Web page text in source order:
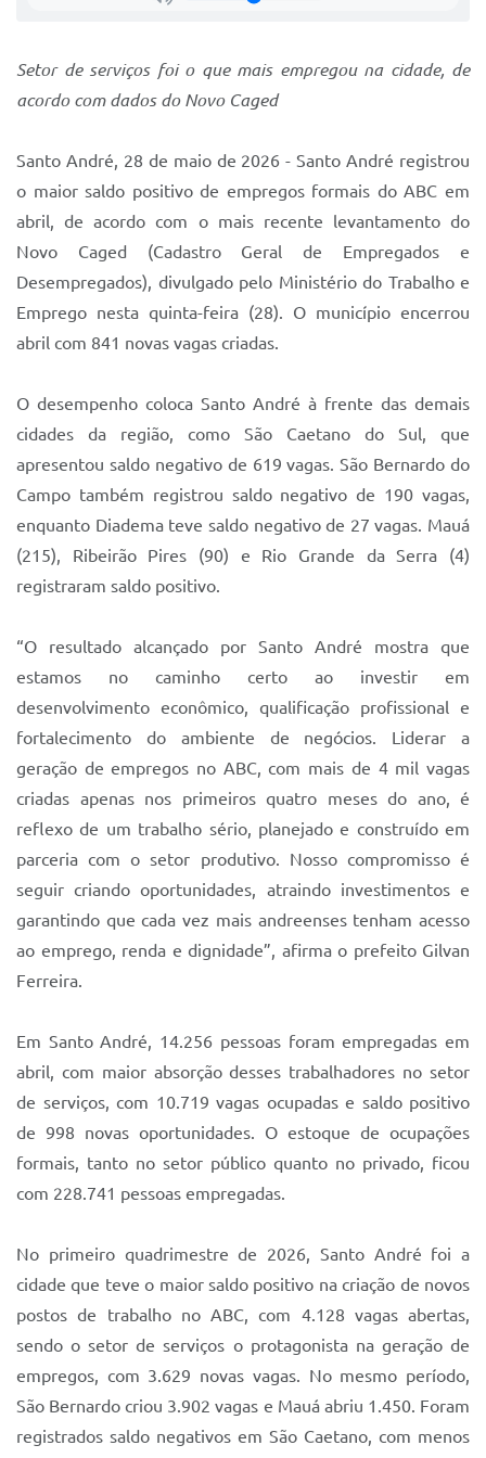
Setor de serviços foi o que mais empregou na cidade, de
acordo com dados do Novo Caged
Santo André, 28 de maio de 2026 - Santo André registrou
o maior saldo positivo de empregos formais do ABC em
abril, de acordo com o mais recente levantamento do
Novo Caged (Cadastro Geral de Empregados e
Desempregados), divulgado pelo Ministério do Trabalho e
Emprego nesta quinta-feira (28). O município encerrou
abril com 841 novas vagas criadas.
O desempenho coloca Santo André à frente das demais
cidades da região, como São Caetano do Sul, que
apresentou saldo negativo de 619 vagas. São Bernardo do
Campo também registrou saldo negativo de 190 vagas,
enquanto Diadema teve saldo negativo de 27 vagas. Mauá
(215), Ribeirão Pires (90) e Rio Grande da Serra (4)
registraram saldo positivo.
“O resultado alcançado por Santo André mostra que
estamos no caminho certo ao investir em
desenvolvimento econômico, qualificação profissional e
fortalecimento do ambiente de negócios. Liderar a
geração de empregos no ABC, com mais de 4 mil vagas
criadas apenas nos primeiros quatro meses do ano, é
reflexo de um trabalho sério, planejado e construído em
parceria com o setor produtivo. Nosso compromisso é
seguir criando oportunidades, atraindo investimentos e
garantindo que cada vez mais andreenses tenham acesso
ao emprego, renda e dignidade”, afirma o prefeito Gilvan
Ferreira.
Em Santo André, 14.256 pessoas foram empregadas em
abril, com maior absorção desses trabalhadores no setor
de serviços, com 10.719 vagas ocupadas e saldo positivo
de 998 novas oportunidades. O estoque de ocupações
formais, tanto no setor público quanto no privado, ficou
com 228.741 pessoas empregadas.
No primeiro quadrimestre de 2026, Santo André foi a
cidade que teve o maior saldo positivo na criação de novos
postos de trabalho no ABC, com 4.128 vagas abertas,
sendo o setor de serviços o protagonista na geração de
empregos, com 3.629 novas vagas. No mesmo período,
São Bernardo criou 3.902 vagas e Mauá abriu 1.450. Foram
registrados saldo negativos em São Caetano, com menos